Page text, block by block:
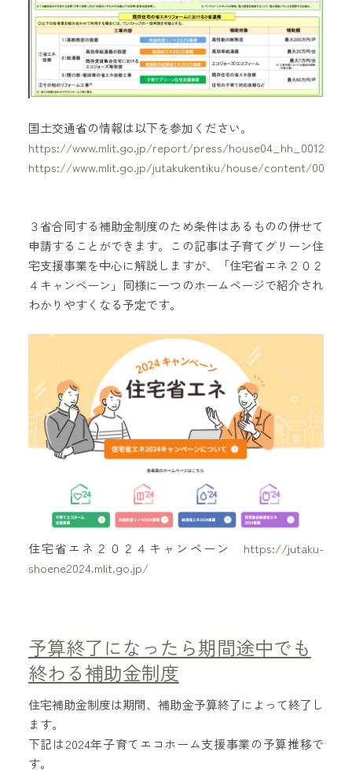
国土交通省の情報は以下を参加ください。
https://www.mlit.go.jp/report/press/
https://www.mlit.go.jp/jutakukentiku/house/content/
３省合同する補助金制度のため条件はあるものの併せて
申請することができます。この記事は子育てグリーン住
宅支援事業を中心に解説しますが、「住宅省エネ２０２
４キャンペーン」同様に一つのホームページで紹介され
わかりやすくなる予定です。
住宅省エネ２０２４キャンペーン https://jutaku-
shoene2024.mlit.go.jp/
予算終了になったら期間途中でも
終わる補助金制度
住宅補助金制度は期間、補助金予算終了によって終了し
ます。
下記は2024年子育てエコホーム支援事業の予算推移で
す。